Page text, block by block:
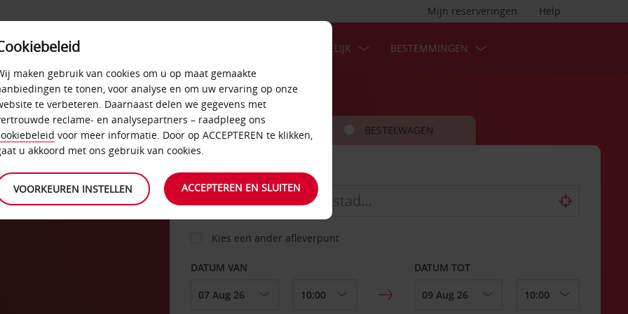
Help
Mijn reserveringen
ZAKELIJK BESTEMMINGEN
AUTO BESTELWAGEN
OPHALEN OP
Kies een ander afleverpunt
DATUM VAN DATUM TOT
maken gebruik van cookies om u op maat gemaakte
te tonen, voor analyse en om uw ervaring op onze
te verbeteren. Daarnaast delen we gegevens met
reclame- en analysepartners – raadpleeg ons
voor meer informatie. Door op ACCEPTEREN te klikken,
u akkoord met ons gebruik van cookies.
VOORKEUREN INSTELLEN ACCEPTEREN EN SLUITEN